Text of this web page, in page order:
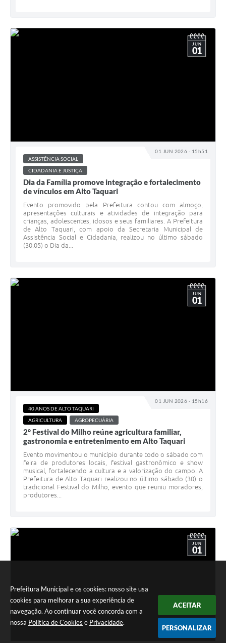
Prefeitura Municipal e os cookies: nosso site usa
cookies para melhorar a sua experiência de
navegação. Ao continuar você concorda com a
nossa Política de Cookies e Privacidade.
ACEITAR
PERSONALIZAR
01 JUN 2026 - 15h51
JUN
01
ASSISTÊNCIA SOCIAL
CIDADANIA E JUSTIÇA
Dia da Família promove integração e fortalecimento
de vínculos em Alto Taquari
Evento promovido pela Prefeitura contou com almoço,
apresentações culturais e atividades de integração para
crianças, adolescentes, idosos e seus familiares. A Prefeitura
de Alto Taquari, com apoio da Secretaria Municipal de
Assistência Social e Cidadania, realizou no último sábado
(30.05) o Dia da...
01 JUN 2026 - 15h16
JUN
01
40 ANOS DE ALTO TAQUARI
AGRICULTURA
AGROPECUÁRIA
2° Festival do Milho reúne agricultura familiar,
gastronomia e entretenimento em Alto Taquari
Evento movimentou o município durante todo o sábado com
feira de produtores locais, festival gastronômico e show
musical, fortalecendo a cultura e a valorização do campo. A
Prefeitura de Alto Taquari realizou no último sábado (30) o
tradicional Festival do Milho, evento que reuniu moradores,
produtores...
JUN
01